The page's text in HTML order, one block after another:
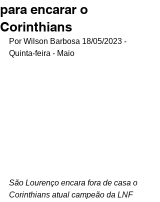
para encarar o
Corinthians
Por Wilson Barbosa 18/05/2023 -
Quinta-feira - Maio
São Lourenço encara fora de casa o
Corinthians atual campeão da LNF